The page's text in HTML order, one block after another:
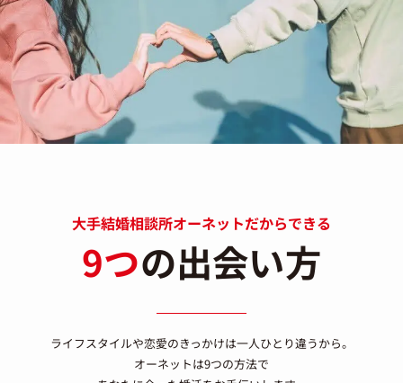
大手結婚相談所オーネットだからできる
9つの出会い方
ライフスタイルや恋愛のきっかけは一人ひとり違うから。
オーネットは9つの方法で